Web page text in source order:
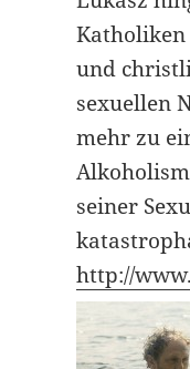
und
sexuellen
mehr zu
seiner
http://